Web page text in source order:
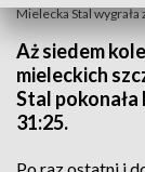
Mielecka Stal
Aż siedem
mieleckich
Stal
31:25.